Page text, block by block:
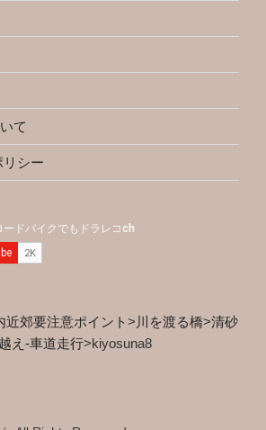
て
リシー
近郊要注意ポイント> 川を渡る橋>清砂
え-車道走行>kiyosuna8